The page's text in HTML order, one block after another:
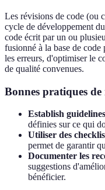
Les révisions de code (ou
cycle de développement
code écrit par un ou
fusionné à la base de
les erreurs, d'optimiser le
de qualité convenues.
Bonnes pratiques de
Establish guidelines
définies sur ce qui
Utiliser des
permet de garantir
Documenter les
suggestions
bénéficier.